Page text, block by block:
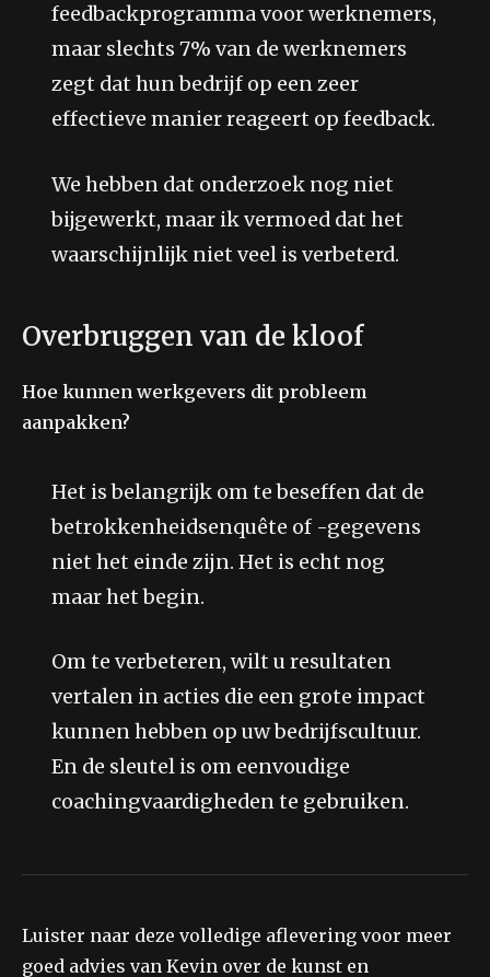
feedbackprogramma voor werknemers,
maar slechts 7% van de werknemers
zegt dat hun bedrijf op een zeer
effectieve manier reageert op feedback.
We hebben dat onderzoek nog niet
bijgewerkt, maar ik vermoed dat het
waarschijnlijk niet veel is verbeterd.
Overbruggen van de kloof
Hoe kunnen werkgevers dit probleem
aanpakken?
Het is belangrijk om te beseffen dat de
betrokkenheidsenquête of -gegevens
niet het einde zijn. Het is echt nog
maar het begin.
Om te verbeteren, wilt u resultaten
vertalen in acties die een grote impact
kunnen hebben op uw bedrijfscultuur.
En de sleutel is om eenvoudige
coachingvaardigheden te gebruiken.
Luister naar deze volledige aflevering voor meer
goed advies van Kevin over de kunst en